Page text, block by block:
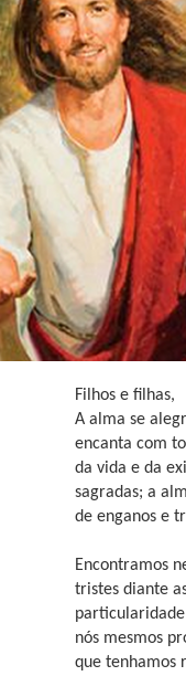
Filhos e filhas,
A alma se
encanta com
da vida e da
sagradas; a
de enganos e
Encontramos
tristes diante
nós mesmos
que tenhamos